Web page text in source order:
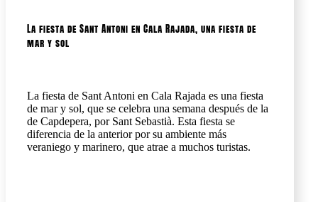
La fiesta de Sant Antoni en Cala Rajada, una fiesta de
mar y sol
La fiesta de Sant Antoni en Cala Rajada es una fiesta
de mar y sol, que se celebra una semana después de la
de Capdepera, por Sant Sebastià. Esta fiesta se
diferencia de la anterior por su ambiente más
veraniego y marinero, que atrae a muchos turistas.